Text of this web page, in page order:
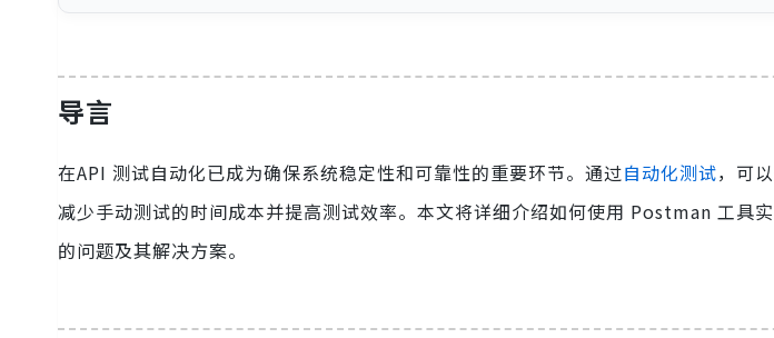
导言
在API 测试自动化已成为确保系统稳定性和可靠性的重要环节。通过自动化测试，可
减少手动测试的时间成本并提高测试效率。本文将详细介绍如何使用 Postman 工具
的问题及其解决方案。